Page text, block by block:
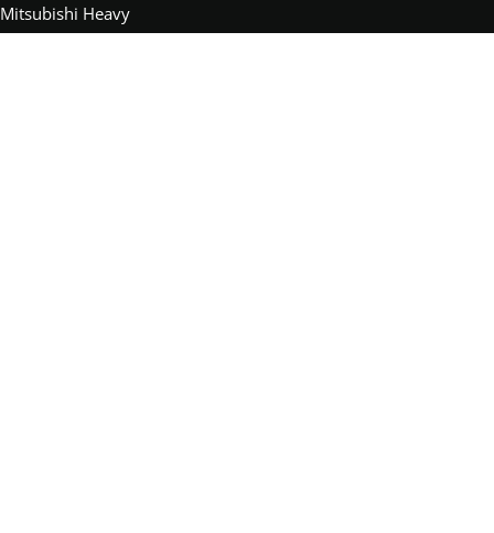
Mitsubishi Heavy
Daveti